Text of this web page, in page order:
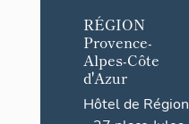
RÉGION
Provence-
Alpes-Côte
d'Azur
Hôtel de Région